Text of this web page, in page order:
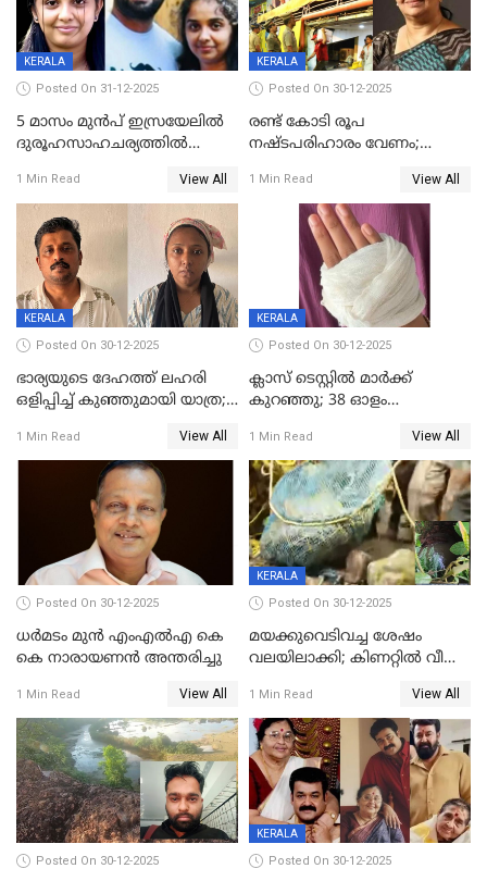
KERALA
Posted On 31-12-2025
5 മാസം മുൻപ് ഇസ്രയേലിൽ
ദുരൂഹസാഹചര്യത്തിൽ
മലയാളി യുവാവിന്റെ ഭാര്യയും
മരിച്ചു
1 Min Read View All
KERALA
Posted On 30-12-2025
രണ്ട് കോടി രൂപ
നഷ്ടപരിഹാരം വേണം;
നോട്ടീസയച്ച് ഉമാ തോമസ്
1 Min Read View All
KERALA
Posted On 30-12-2025
ഭാര്യയുടെ ദേഹത്ത് ലഹരി
ഒളിപ്പിച്ച് കുഞ്ഞുമായി യാത്ര;
പിടികൂടി പൊലീസ്
1 Min Read View All
KERALA
Posted On 30-12-2025
ക്ലാസ് ടെസ്റ്റിൽ മാർക്ക്
കുറഞ്ഞു; 38 ഓളം
സെന്ററിലെ അധ്യാപകന്‍
മർദിച്ചതായി പരാതി
1 Min Read View All
Posted On 30-12-2025
ധർമടം മുൻ എംഎല്‍എ കെ
കെ നാരായണന്‍ അന്തരിച്ചു
1 Min Read View All
KERALA
Posted On 30-12-2025
മയക്കുവെടിവച്ച ശേഷം
വലയിലാക്കി; കിണറ്റിൽ വീണ
1 Min Read View All
Posted On 30-12-2025
KERALA
Posted On 30-12-2025